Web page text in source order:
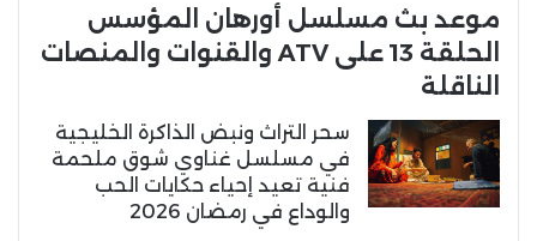
موعد بث مسلسل أورهان المؤسس
الحلقة 13 على ATV والقنوات والمنصات
الناقلة
سحر التراث ونبض الذاكرة الخليجية
في مسلسل غناوي شوق ملحمة
فنية تعيد إحياء حكايات الحب
والوداع في رمضان 2026